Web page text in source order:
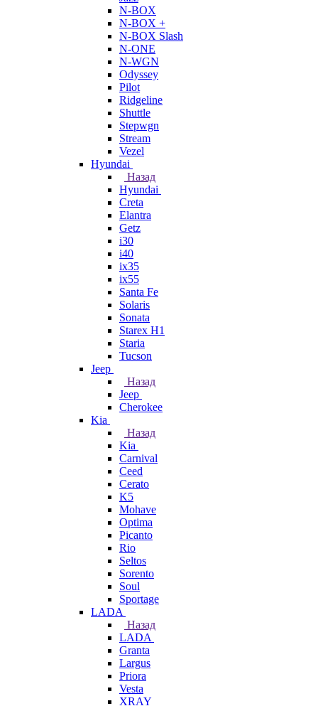
N-BOX
N-BOX +
N-BOX Slash
N-ONE
N-WGN
Odyssey
Pilot
Ridgeline
Shuttle
Stepwgn
Stream
Vezel
Hyundai
Назад
Hyundai
Creta
Elantra
Getz
i30
i40
ix35
ix55
Santa Fe
Solaris
Sonata
Starex H1
Staria
Tucson
Jeep
Назад
Jeep
Cherokee
Kia
Назад
Kia
Carnival
Ceed
Cerato
K5
Mohave
Optima
Picanto
Rio
Seltos
Sorento
Soul
Sportage
LADA
Назад
LADA
Granta
Largus
Priora
Vesta
XRAY